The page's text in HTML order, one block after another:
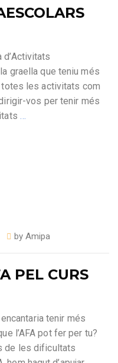
d’Activitats
graella que teniu més
totes les activitats com
vos per tenir més
…
byAmipa
PEL CURS
encantaria tenir més
l’AFA pot fer per tu?
de les dificultats